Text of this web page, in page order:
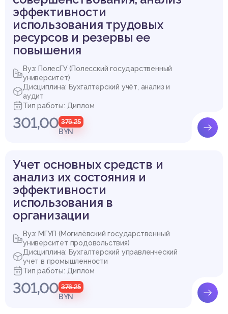
эффективности
использования трудовых
ресурсов и резервы ее
повышения
Вуз: ПолесГУ (Полесский государственный
университет)
Дисциплина: Бухгалтерский учёт, анализ и
аудит
Тип работы: Диплом
301,00 376,25
BYN
Учет основных средств и
анализ их состояния и
эффективности
использования в
организации
Вуз: МГУП (Могилёвский государственный
университет продовольствия)
Дисциплина: Бухгалтерский управленческий
учет в промышленности
Тип работы: Диплом
301,00 376,25
BYN